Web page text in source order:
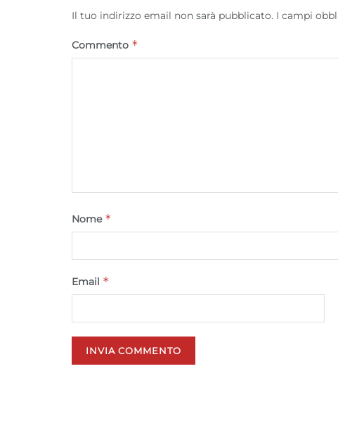
Il tuo indirizzo email non sarà pubblicato. I campi
Commento *
Nome *
Email *